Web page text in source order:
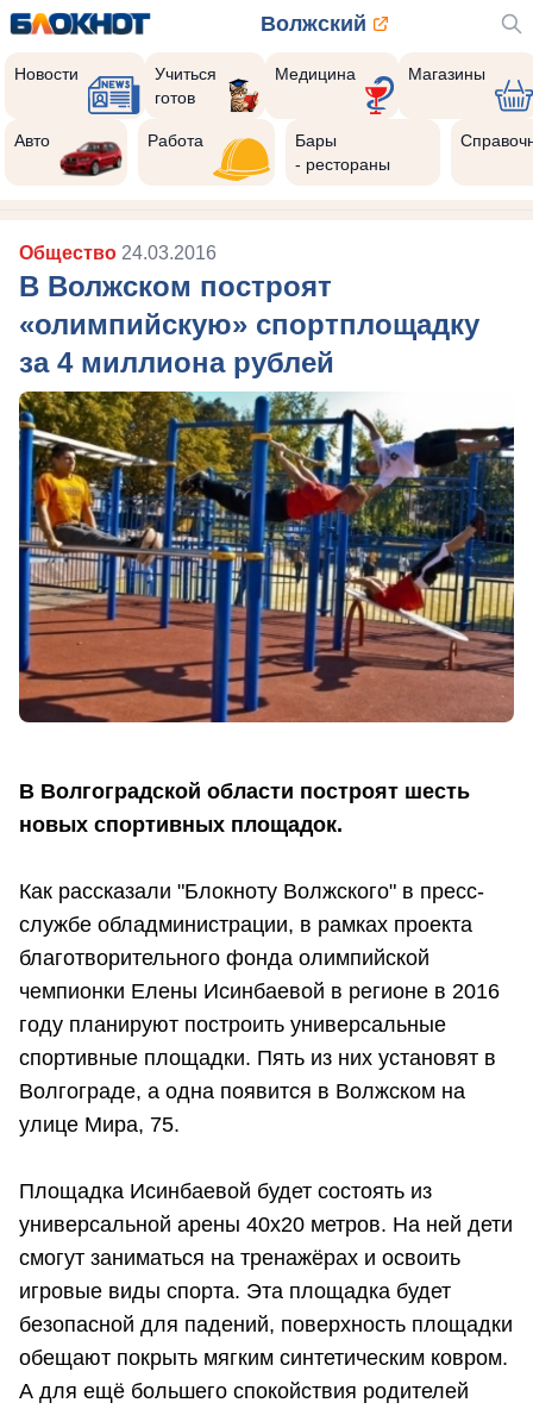
Волжский
Новости
Учиться
готов
Медицина Магазины
Авто Работа
Бары
- рестораны
Общество 24.03.2016
В Волжском построят
«олимпийскую» спортплощадку
за 4 миллиона рублей
В Волгоградской области построят шесть
новых спортивных площадок.
Как рассказали "Блокноту Волжского" в пресс-
службе обладминистрации, в рамках проекта
благотворительного фонда олимпийской
чемпионки Елены Исинбаевой в регионе в 2016
году планируют построить универсальные
спортивные площадки. Пять из них установят в
Волгограде, а одна появится в Волжском на
улице Мира, 75.
Площадка Исинбаевой будет состоять из
универсальной арены 40х20 метров. На ней дети
смогут заниматься на тренажёрах и освоить
игровые виды спорта. Эта площадка будет
безопасной для падений, поверхность площадки
обещают покрыть мягким синтетическим ковром.
А для ещё большего спокойствия родителей